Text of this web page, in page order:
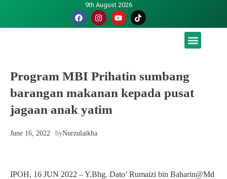
9th August 2026
Program MBI Prihatin sumbang
barangan makanan kepada pusat
jagaan anak yatim
June 16, 2022 byNurzulaikha
IPOH, 16 JUN 2022 – Y.Bhg. Dato’ Rumaizi bin Baharin@Md